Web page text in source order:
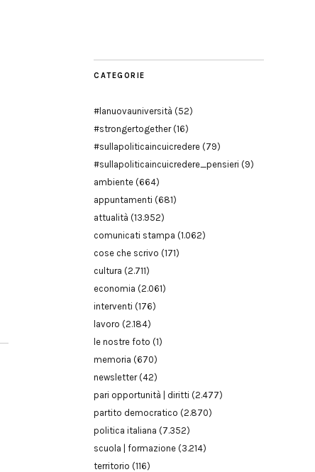
CATEGORIE
#lanuovauniversità (52)
#strongertogether(16)
#sullapoliticaincuicredere (79)
#sullapoliticaincuicredere_pensieri (9)
ambiente (664)
appuntamenti (681)
attualità (13.952)
comunicati stampa (1.062)
cose che scrivo (171)
cultura (2.711)
economia (2.061)
interventi (176)
lavoro (2.184)
le nostre foto (1)
memoria (670)
newsletter(42)
pari opportunità | diritti (2.477)
partito democratico (2.870)
politica italiana (7.352)
scuola | formazione (3.214)
territorio (116)